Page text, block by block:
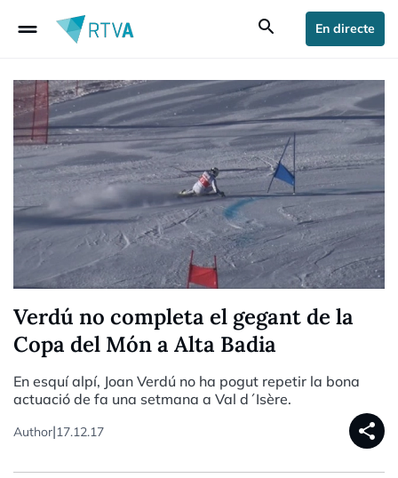
drag_handle search En directe
Verdú no completa el gegant de la
Copa del Món a Alta Badia
En esquí alpí, Joan Verdú no ha pogut repetir la bona
actuació de fa una setmana a Val d´Isère.
Author|17.12.17 share